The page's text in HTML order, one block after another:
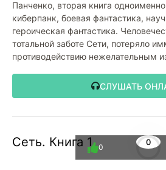
Панченко, вторая книга
киберпанк, боевая фантастика,
героическая фантастика.
тотальной заботе Сети, потеряло
противодействию нежелательным
СЛУШАТЬ
Сеть. Книга 1 0
0